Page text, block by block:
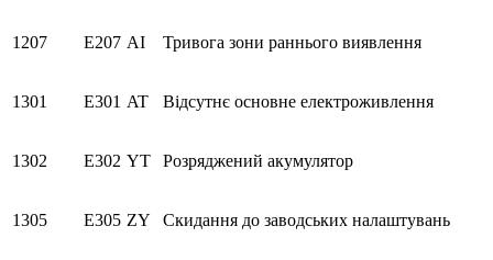
1207 E207 AI Тривога зони раннього виявлення
1301 E301 AT Відсутнє основне електроживлення
1302 E302 YT Розряджений акумулятор
1305 E305 ZY Скидання до заводських налаштувань